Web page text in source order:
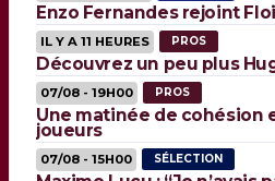
Enzo Fernandes rejoint
IL Y A 11 HEURES PROS
Découvrez un peu plus
07/08 - 19H00 PROS
Une matinée de cohésion
joueurs
07/08 - 15H00 SÉLECTION